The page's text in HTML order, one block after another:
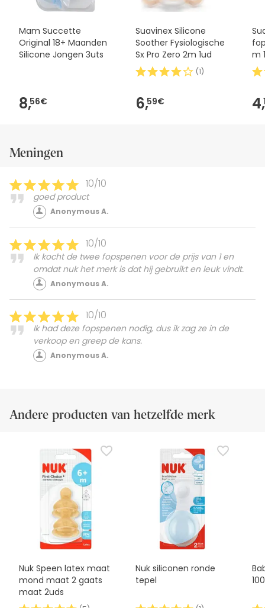
Mam Succette
Original 18+ Maanden
Silicone Jongen 3uts
8,56€
Suavinex Silicone
Soother Fysiologische
Sx Pro Zero 2m 1ud
(1)
6,59€
m
4,
Meningen
10/10
goed product
Anonymous A.
10/10
Ik kocht de twee fopspenen voor de prijs van 1 en
omdat nuk het merk is dat hij gebruikt en leuk vindt.
Anonymous A.
10/10
Ik had deze fopspenen nodig, dus ik zag ze in de
verkoop en greep de kans.
Anonymous A.
Andere producten van hetzelfde merk
Nuk Speen latex maat
mond maat 2 gaats
maat 2uds
Nuk siliconen ronde
tepel